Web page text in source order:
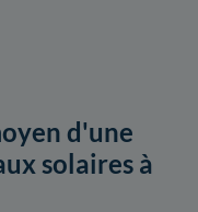
d'une
solaires à